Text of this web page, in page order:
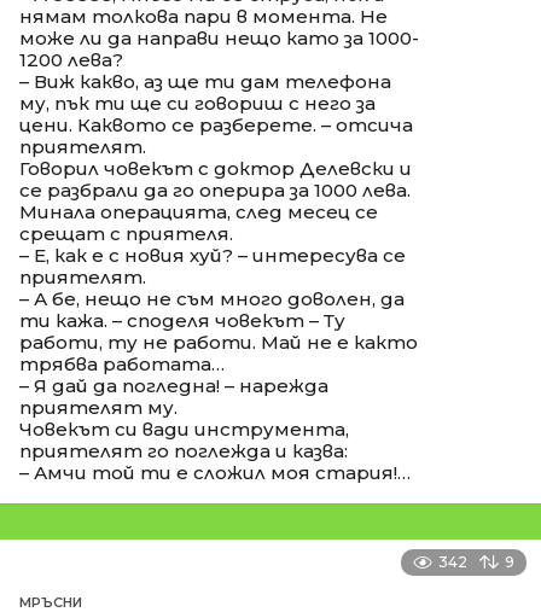
нямам толкова пари в момента. Не
може ли да направи нещо като за 1000-
1200 лева?
– Виж какво, аз ще ти дам телефона
му, пък ти ще си говориш с него за
цени. Каквото се разберете. – отсича
приятелят.
Говорил човекът с доктор Делевски и
се разбрали да го оперира за 1000 лева.
Минала операцията, след месец се
срещат с приятеля.
– Е, как е с новия хуй? – интересува се
приятелят.
– А бе, нещо не съм много доволен, да
ти кажа. – споделя човекът – Ту
работи, ту не работи. Май не е както
трябва работата…
– Я дай да погледна! – нарежда
приятелят му.
Човекът си вади инструмента,
приятелят го поглежда и казва:
– Амчи той ти е сложил моя стария!…
342 9
МРЪСНИ